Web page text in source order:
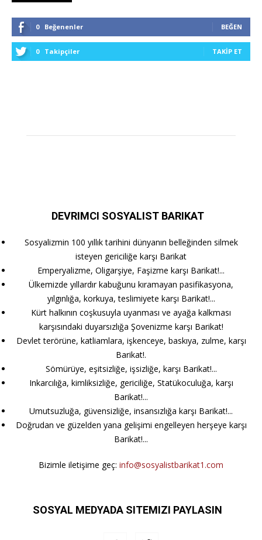
0 Beğenenler BEĞEN
0 Takipçiler TAKIP ET
DEVRIMCI SOSYALIST BARIKAT
Sosyalizmin 100 yıllık tarihini dünyanın belleğinden silmek
isteyen gericiliğe karşı Barikat
Emperyalizme, Oligarşiye, Faşizme karşı Barikat!...
Ülkemizde yıllardır kabuğunu kıramayan pasifikasyona,
yılgınlığa, korkuya, teslimiyete karşı Barikat!...
Kürt halkının coşkusuyla uyanması ve ayağa kalkması
karşısındaki duyarsızlığa Şovenizme karşı Barikat!
Devlet terörüne, katliamlara, işkenceye, baskıya, zulme, karşı
Barikat!.
Sömürüye, eşitsizliğe, işsizliğe, karşı Barikat!...
Inkarcılığa, kimliksizliğe, gericiliğe, Statükoculuğa, karşı
Barikat!...
Umutsuzluğa, güvensizliğe, insansızlığa karşı Barikat!...
Doğrudan ve güzelden yana gelişimi engelleyen herşeye karşı
Barikat!...
Bizimle iletişime geç: info@sosyalistbarikat1.com
SOSYAL MEDYADA SITEMIZI PAYLASIN